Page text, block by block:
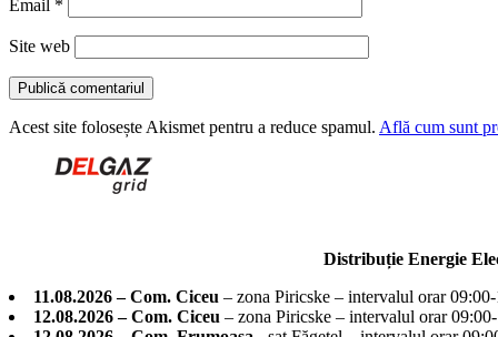
Email *
Site web
Acest site folosește Akismet pentru a reduce spamul. Află cum sunt
Distribuție Energie
11.08.2026 – Com. Ciceu – zona Piricske – intervalul orar
12.08.2026 – Com. Ciceu – zona Piricske – intervalul orar